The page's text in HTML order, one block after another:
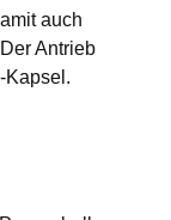
auch
Antrieb
Kapsel.